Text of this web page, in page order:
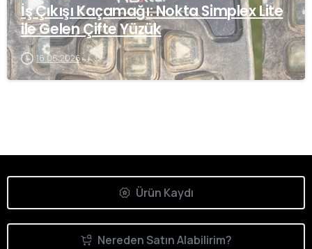
İş Çıkışı Kaçamağı: Nokta Simplex Lite
ile Gelen Çifte Yüzük
16.06.2026
Ürün Kaydı
Nereden Satın Alabilirim?